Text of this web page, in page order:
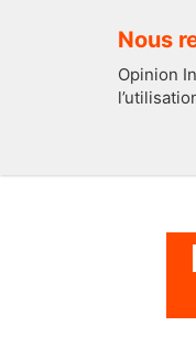
Nous
Opinion